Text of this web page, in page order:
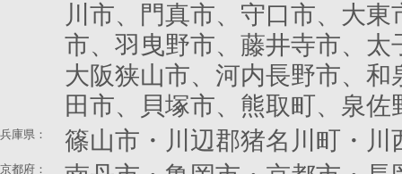
川市、門真市、守口市、大
市、羽曳野市、藤井寺市、
大阪狭山市、河内長野市、
田市、貝塚市、熊取町、泉
兵庫県： 篠山市・川辺郡猪名川町・
京都府 ：